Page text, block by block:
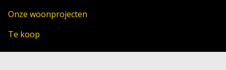
Onze woonprojecten
Te koop